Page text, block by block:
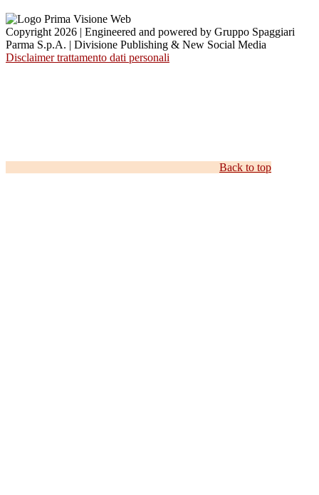
Copyright 2026 | Engineered and powered by Gruppo Spaggiari
Parma S.p.A. | Divisione Publishing & New Social Media
Disclaimer trattamento dati personali
Back to top